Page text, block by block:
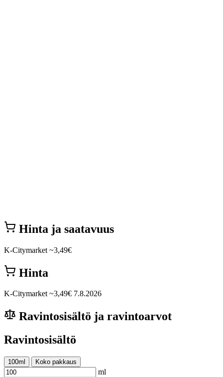
Hinta ja saatavuus
K-Citymarket ~3,49€
Hinta
K-Citymarket ~3,49€ 7.8.2026
Ravintosisältö ja ravintoarvot
Ravintosisältö
100ml Koko pakkaus
ml